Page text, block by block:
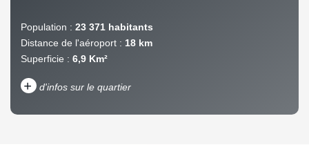
Population : 23 371 habitants
Distance de l'aéroport : 18 km
Superficie : 6,9 Km²
+ d'infos sur le quartier